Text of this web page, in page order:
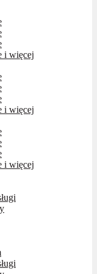
i więcej
i więcej
i więcej